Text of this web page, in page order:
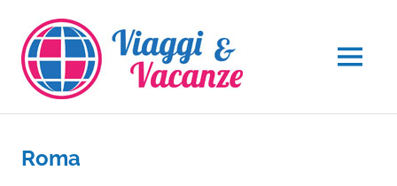
contenuto
MENU
Roma